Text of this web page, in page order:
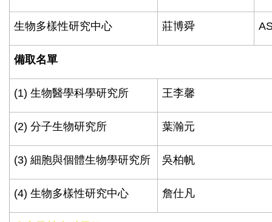
生物多樣性研究中心 莊博舜
備取名單
(1)生物醫學科學研究所 王李馨
(2)分子生物研究所 葉瀚元
(3)細胞與個體生物學研究所 吳柏帆
(4)生物多樣性研究中心 詹仕凡